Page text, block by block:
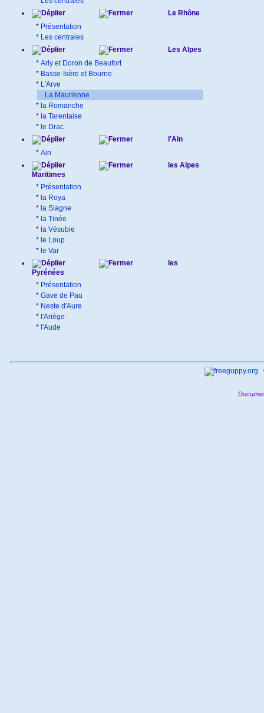
Le Rhône
* Présentation
* Les centrales
Les Alpes
* Arly et Doron de Beaufort
* Basse-Isère et Bourne
* L'Arve
La Maurienne
* la Romanche
* la Tarentaise
* le Drac
l'Ain
* Ain
les Alpes
Maritimes
* Présentation
* la Roya
* la Siagne
* la Tinée
* la Vésubie
* le Loup
* le Var
les
Pyrénées
* Présentation
* Gave de Pau
* Neste d'Aure
* l'Ariège
* l'Aude